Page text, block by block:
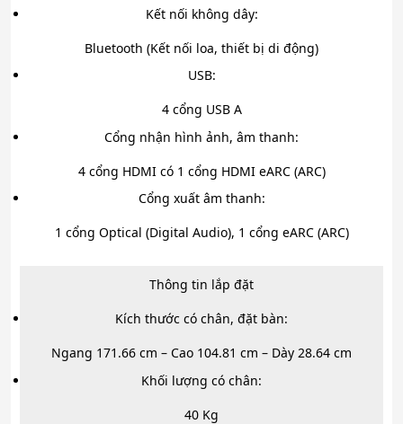
Kết nối không dây:
Bluetooth (Kết nối loa, thiết bị di động)
USB:
4 cổng USB A
Cổng nhận hình ảnh, âm thanh:
4 cổng HDMI có 1 cổng HDMI eARC (ARC)
Cổng xuất âm thanh:
1 cổng Optical (Digital Audio), 1 cổng eARC (ARC)
Thông tin lắp đặt
Kích thước có chân, đặt bàn:
Ngang 171.66 cm – Cao 104.81 cm – Dày 28.64 cm
Khối lượng có chân:
40 Kg